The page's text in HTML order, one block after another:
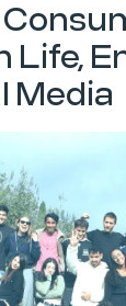
Life,
Media